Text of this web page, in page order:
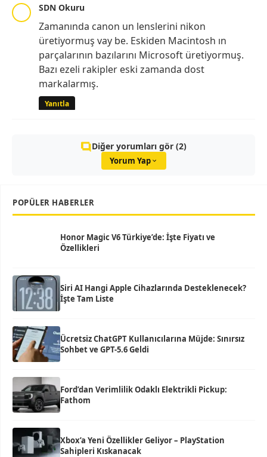
SDN Okuru
Zamanında canon un lenslerini nikon
üretiyormuş vay be. Eskiden Macintosh ın
parçalarının bazılarını Microsoft üretiyormuş.
Bazı ezeli rakipler eski zamanda dost
markalarmış.
Yanıtla
Diğer yorumları gör (2)
Yorum Yap
POPÜLER HABERLER
Honor Magic V6 Türkiye’de: İşte Fiyatı ve
Özellikleri
Siri AI Hangi Apple Cihazlarında Desteklenecek?
İşte Tam Liste
Ücretsiz ChatGPT Kullanıcılarına Müjde: Sınırsız
Sohbet ve GPT-5.6 Geldi
Ford’dan Verimlilik Odaklı Elektrikli Pickup:
Fathom
Xbox’a Yeni Özellikler Geliyor – PlayStation
Sahipleri Kıskanacak